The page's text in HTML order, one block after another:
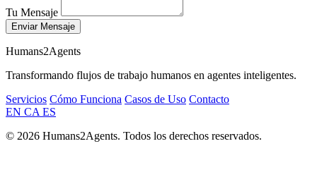
Tu Mensaje
Enviar Mensaje
Humans2Agents
Transformando flujos de trabajo humanos en agentes inteligentes.
Servicios Cómo Funciona Casos de Uso Contacto
EN CA ES
© 2026 Humans2Agents. Todos los derechos reservados.